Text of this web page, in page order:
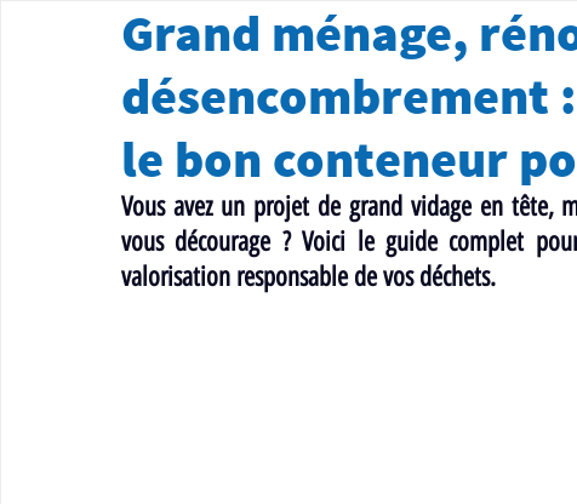
Grand ménage,
désencombrement
le bon conteneur
Vous avez un projet de grand vidage en tête,
vous décourage ? Voici le guide complet
valorisation responsable de vos déchets.